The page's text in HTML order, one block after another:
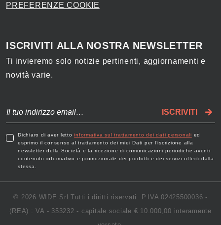
PREFERENZE COOKIE
ISCRIVITI ALLA NOSTRA NEWSLETTER
Ti invieremo solo notizie pertinenti, aggiornamenti e
novità varie.
ISCRIVITI
Dichiaro di aver lettoinformativa sul trattamento dei dati personali ed
esprimo il consenso al trattamento dei miei Dati per l’iscrizione alla
newsletter della Società e la ricezione di comunicazioni periodiche aventi
contenuto informativo e promozionale dei prodotti e dei servizi offerti dalla
stessa.
© 2026 WIDE Srl Tutti i diritti riservati. P.IVA 02425500036 -
(REA) : VA - 353232 - capitale sociale € 10.000,00 interamente